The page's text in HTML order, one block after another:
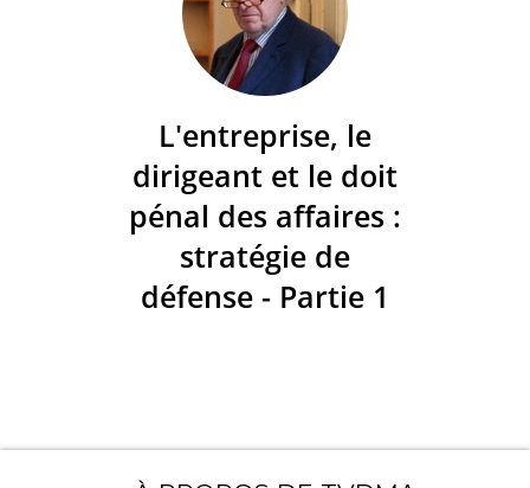
L'entreprise, le
dirigeant et le doit
pénal des affaires :
stratégie de
défense - Partie 1